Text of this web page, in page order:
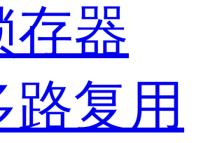
存器
路复用